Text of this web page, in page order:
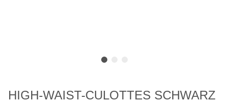
HIGH-WAIST-CULOTTES SCHWARZ